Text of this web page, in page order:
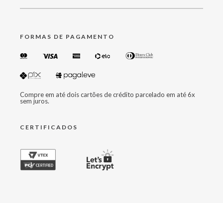
FORMAS DE PAGAMENTO
Compre em até dois cartões de crédito parcelado em até 6x
sem juros.
CERTIFICADOS